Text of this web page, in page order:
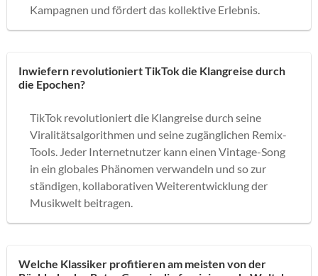
Kampagnen und fördert das kollektive Erlebnis.
Inwiefern revolutioniert TikTok die Klangreise durch
die Epochen?
TikTok revolutioniert die Klangreise durch seine
Viralitätsalgorithmen und seine zugänglichen Remix-
Tools. Jeder Internetnutzer kann einen Vintage-Song
in ein globales Phänomen verwandeln und so zur
ständigen, kollaborativen Weiterentwicklung der
Musikwelt beitragen.
Welche Klassiker profitieren am meisten von der